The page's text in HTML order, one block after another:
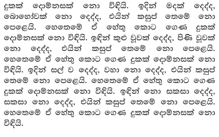
දුකක් දොම්නසක් නො විඳියි. ඉදින් මදක් දෙද්ද,
බොහෝවක් නො දෙද්ද, එයින් කසුප් තෙමේ නො
පෙළෙයි. හෙතෙමේ ඒ හේතු කොට ගෙණ දුකක්
දොම්නසක් නො විඳියි. ඉඳින් කුළු වූවක් දෙද්ද, පිණි වූවක්
නො දෙද්ද, එයින් කසුප් තෙමේ නො පෙළෙයි.
හෙතෙමේ ඒ හේතු කොට ගෙණ දුකක් දොම්නසක් නො
විඳියි. ඉදින් සල් ව දෙද්ද, වහා නො දෙද්ද, එයින් කසුප්
තෙමේ නො පෙළෙයි. හෙතෙමේ ඒ හේතු කොට ගෙණ
දුකක් දොම්නසක් නො විඳියි. ඉඳින් නො සකසා දෙද්ද,
සකසා නො දෙද්ද, එයින් කසුප් තෙමේ නො පෙළෙයි.
හෙතෙමේ ඒ හේතු කොට ගෙණ දුකක් දොම්නසක් නො
විඳියි.